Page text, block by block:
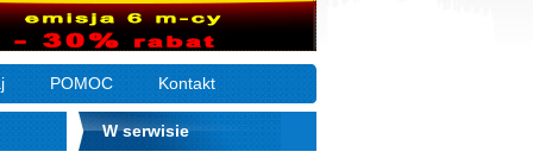
POMOC Kontakt
W serwisie